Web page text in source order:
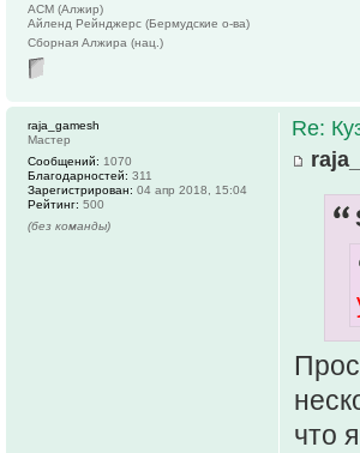
АСМ (Алжир)
Айленд Рейнджерс (Бермудские о-ва)
Сборная Алжира (нац.)
Re:
что
raja_gamesh
Мастер
Сообщений: 1070
Благодарностей: 311
Зарегистрирован: 04 апр 2018, 15:04
Рейтинг: 500
(без команды)